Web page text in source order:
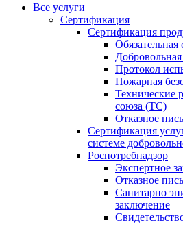
Все услуги
Сертификация
Сертификация
Протокол
Пожарная
Технические
союза (ТС)
Отказное
Сертификация
системе
Роспотребнадзор
Экспертное
Отказное
Санитарно
заключение